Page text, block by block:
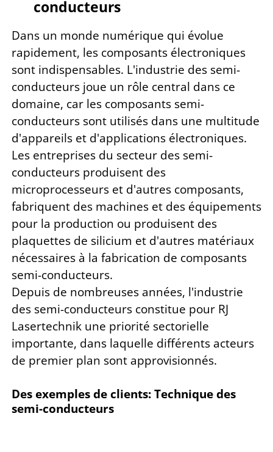
conducteurs
Dans un monde numérique qui évolue
rapidement, les composants électroniques
sont indispensables. L'industrie des semi-
conducteurs joue un rôle central dans ce
domaine, car les composants semi-
conducteurs sont utilisés dans une multitude
d'appareils et d'applications électroniques.
Les entreprises du secteur des semi-
conducteurs produisent des
microprocesseurs et d'autres composants,
fabriquent des machines et des équipements
pour la production ou produisent des
plaquettes de silicium et d'autres matériaux
nécessaires à la fabrication de composants
semi-conducteurs.
Depuis de nombreuses années, l'industrie
des semi-conducteurs constitue pour RJ
Lasertechnik une priorité sectorielle
importante, dans laquelle différents acteurs
de premier plan sont approvisionnés.
Des exemples de clients: Technique des
semi-conducteurs